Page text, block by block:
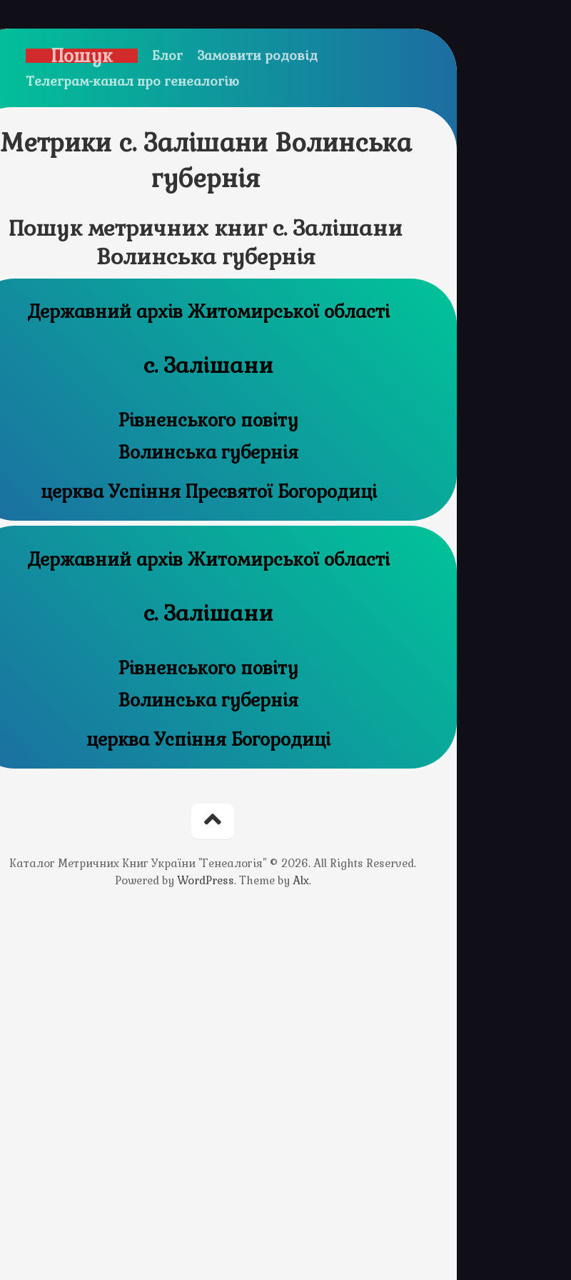
Пошук Блог
Замовити родовід
Телеграм-канал про генеалогію
Метрики с. Залішани Волинська
губернія
Пошук метричних книг с. Залішани
Волинська губернія
Державний архів Житомирської області
с. Залішани
Рівненського повіту
Волинська губернія
церква Успіння Пресвятої Богородиці
Державний архів Житомирської області
с. Залішани
Рівненського повіту
Волинська губернія
церква Успіння Богородиці
Каталог Метричних Книг України "Генеалогія" © 2026. All Rights Reserved.
Powered by WordPress. Theme by Alx.